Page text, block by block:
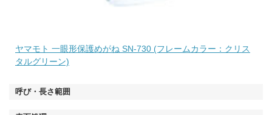
ヤマモト 一眼形保護めがね SN-730 (フレームカラー：クリス
タルグリーン)